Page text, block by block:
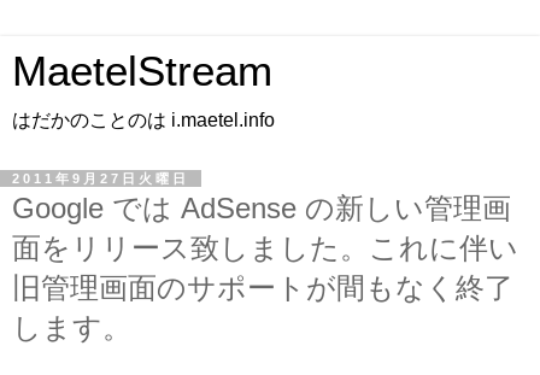
MaetelStream
はだかのことのは i.maetel.info
2011年9月27日火曜日
Google では AdSense の新しい管理画
面をリリース致しました。これに伴い
旧管理画面のサポートが間もなく終了
します。